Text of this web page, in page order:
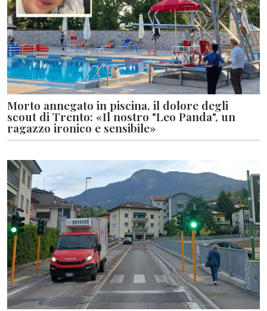
Morto annegato in piscina, il dolore degli
scout di Trento: «Il nostro "Leo Panda", un
ragazzo ironico e sensibile»